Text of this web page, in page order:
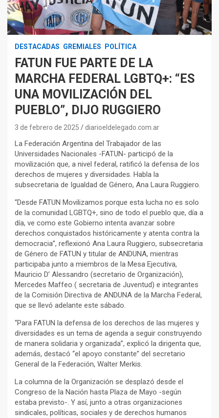
DESTACADAS GREMIALES POLÍTICA
FATUN FUE PARTE DE LA
MARCHA FEDERAL LGBTQ+: “ES
UNA MOVILIZACIÓN DEL
PUEBLO”, DIJO RUGGIERO
3 de febrero de 2025 diarioeldelegado.com.ar
La Federación Argentina del Trabajador de las
Universidades Nacionales -FATUN- participó de la
movilización que, a nivel federal, ratificó la defensa de los
derechos de mujeres y diversidades. Habla la
subsecretaria de Igualdad de Género, Ana Laura Ruggiero.
“Desde FATUN Movilizamos porque esta lucha no es solo
de la comunidad LGBTQ+, sino de todo el pueblo que, día a
día, ve como este Gobierno intenta avanzar sobre
derechos conquistados históricamente y atenta contra la
democracia”, reflexionó Ana Laura Ruggiero, subsecretaria
de Género de FATUN y titular de ANDUNA, mientras
participaba junto a miembros de la Mesa Ejecutiva,
Mauricio D’ Alessandro (secretario de Organización),
Mercedes Maffeo ( secretaria de Juventud) e integrantes
de la Comisión Directiva de ANDUNA de la Marcha Federal,
que se llevó adelante este sábado.
“Para FATUN la defensa de los derechos de las mujeres y
diversidades es un tema de agenda a seguir construyendo
de manera solidaria y organizada”, explicó la dirigenta que,
además, destacó “el apoyo constante” del secretario
General de la Federación, Walter Merkis.
La columna de la Organización se desplazó desde el
Congreso de la Nación hasta Plaza de Mayo -según
estaba previsto-. Y así, junto a otras organizaciones
sindicales, políticas, sociales y de derechos humanos